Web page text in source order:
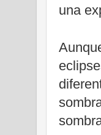
una